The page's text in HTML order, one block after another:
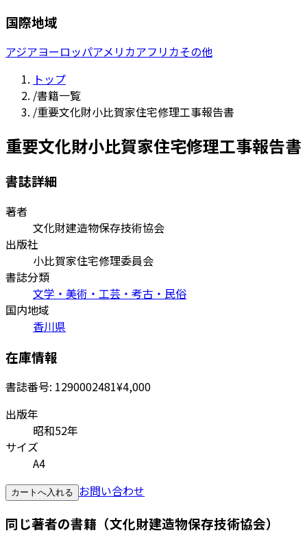
国際地域
アジアヨーロッパアメリカアフリカその他
トップ
/書籍一覧
/重要文化財小比賀家住宅修理工事報告書
重要文化財小比賀家住宅修理工事報告書
書誌詳細
著者
文化財建造物保存技術協会
出版社
小比賀家住宅修理委員会
書誌分類
文学・美術・工芸・考古・民俗
国内地域
香川県
在庫情報
書誌番号: 1290002481¥4,000
出版年
昭和52年
サイズ
A4
カートへ入れる お問い合わせ
同じ著者の書籍（文化財建造物保存技術協会）